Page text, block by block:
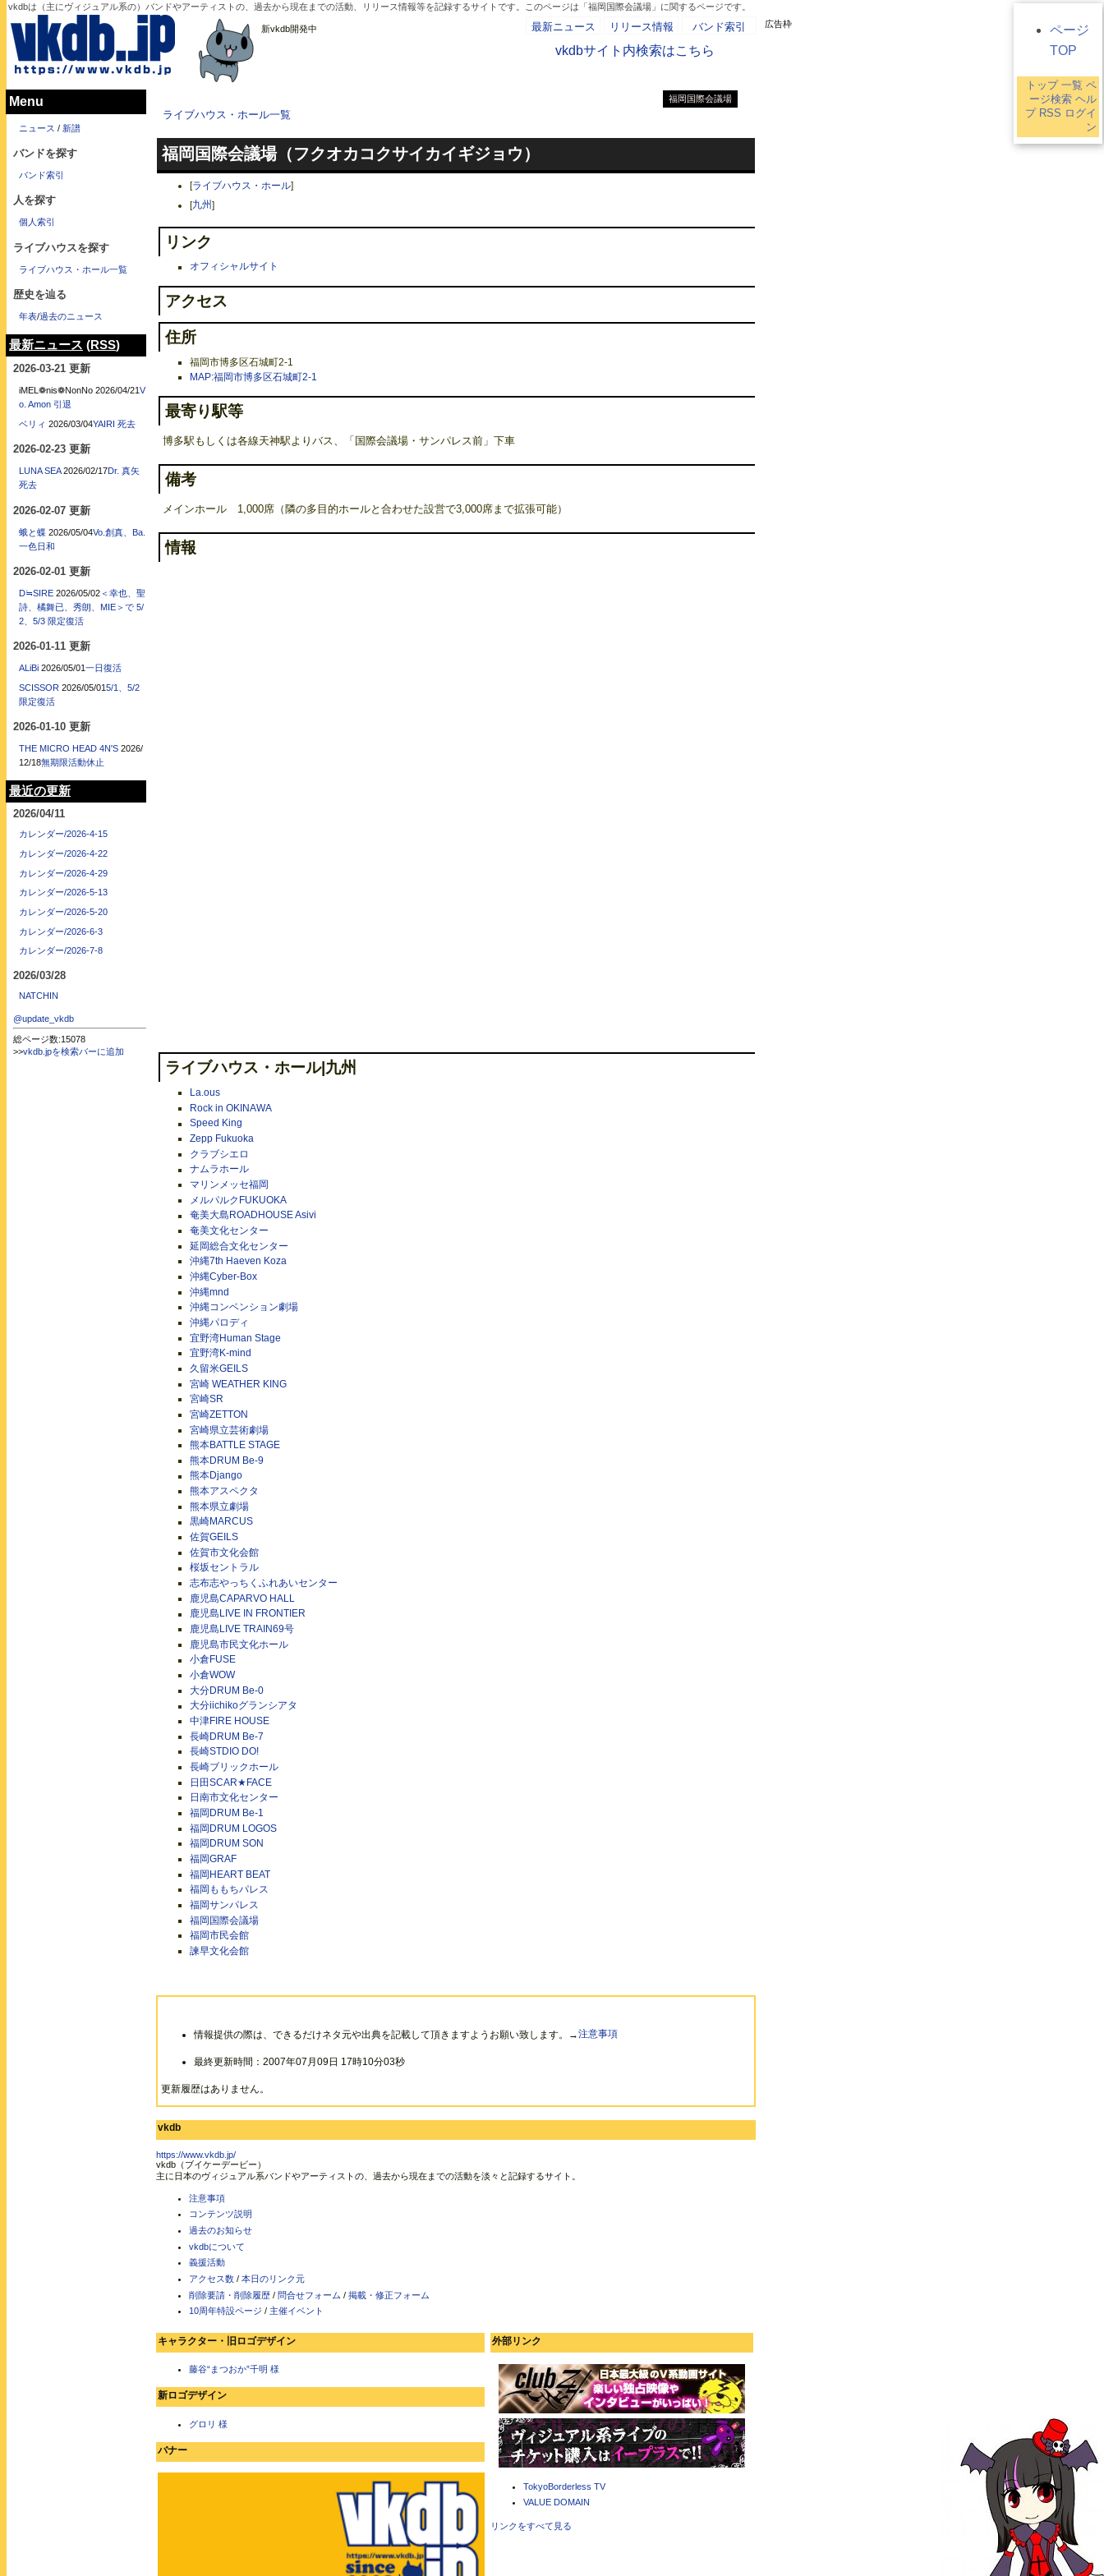
vkdbは（主にヴィジュアル系の）バンドやアーティストの、過去から現在までの活動、リリース情報等を記録するサイトです。このページは「福岡国際会議場」に関するページです。
新vkdb開発中 最新ニュース リリース情報 バンド索引
vkdbサイト内検索はこちら
福岡国際会議場
ライブハウス・ホール一覧
福岡国際会議場（フクオカコクサイカイギジョウ）
[ライブハウス・ホール]
[九州]
リンク
オフィシャルサイト
アクセス
住所
福岡市博多区石城町2-1
MAP:福岡市博多区石城町2-1
最寄り駅等
博多駅もしくは各線天神駅よりバス、「国際会議場・サンパレス前」下車
備考
メインホール 1,000席（隣の多目的ホールと合わせた設営で3,000席まで拡張可能）
情報
ライブハウス・ホール|九州
La.ous
Rock in OKINAWA
Speed King
Zepp Fukuoka
クラブシエロ
ナムラホール
マリンメッセ福岡
メルパルクFUKUOKA
奄美大島ROADHOUSE Asivi
奄美文化センター
延岡総合文化センター
沖縄7th Haeven Koza
沖縄Cyber-Box
沖縄mnd
沖縄コンベンション劇場
沖縄パロディ
宜野湾Human Stage
宜野湾K-mind
久留米GEILS
宮崎 WEATHER KING
宮崎SR
宮崎ZETTON
宮崎県立芸術劇場
熊本BATTLE STAGE
熊本DRUM Be-9
熊本Django
熊本アスペクタ
熊本県立劇場
黒崎MARCUS
佐賀GEILS
佐賀市文化会館
桜坂セントラル
志布志やっちくふれあいセンター
鹿児島CAPARVO HALL
鹿児島LIVE IN FRONTIER
鹿児島LIVE TRAIN69号
鹿児島市民文化ホール
小倉FUSE
小倉WOW
大分DRUM Be-0
大分iichikoグランシアタ
中津FIRE HOUSE
長崎DRUM Be-7
長崎STDIO DO!
長崎ブリックホール
日田SCAR★FACE
日南市文化センター
福岡DRUM Be-1
福岡DRUM LOGOS
福岡DRUM SON
福岡GRAF
福岡HEART BEAT
福岡ももちパレス
福岡サンパレス
福岡国際会議場
福岡市民会館
諫早文化会館
情報提供の際は、できるだけネタ元や出典を記載して頂きますようお願い致します。→注意事項
最終更新時間：2007年07月09日 17時10分03秒
更新履歴はありません。
vkdb
https://www.vkdb.jp/
vkdb（ブイケーデービー）
主に日本のヴィジュアル系バンドやアーティストの、過去から現在までの活動を淡々と記録するサイト。
注意事項
コンテンツ説明
過去のお知らせ
vkdbについて
義援活動
アクセス数 / 本日のリンク元
削除要請・削除履歴 / 問合せフォーム / 掲載・修正フォーム
10周年特設ページ / 主催イベント
キャラクター・旧ロゴデザイン
藤谷“まつおか”千明 様
新ロゴデザイン
グロリ 様
バナー
外部リンク
TokyoBorderless TV
VALUE DOMAIN
リンクをすべて見る
広告枠
Menu
ニュース / 新譜
バンドを探す
バンド索引
人を探す
個人索引
ライブハウスを探す
ライブハウス・ホール一覧
歴史を辿る
年表/過去のニュース
最新ニュース (RSS)
2026-03-21 更新
iMEL❁nis❁NonNo 2026/04/21 V
o. Amon 引退
ベリィ 2026/03/04YAIRI 死去
2026-02-23 更新
LUNA SEA 2026/02/17Dr. 真矢
死去
2026-02-07 更新
蛾と蝶 2026/05/04Vo.創真、Ba.
一色日和
2026-02-01 更新
D≒SIRE 2026/05/02＜幸也、聖
詩、橘舞已、秀朗、MIE＞で 5/
2、5/3 限定復活
2026-01-11 更新
ALiBi 2026/05/01一日復活
SCISSOR 2026/05/015/1、5/2
限定復活
2026-01-10 更新
THE MICRO HEAD 4N'S 2026/
12/18無期限活動休止
最近の更新
2026/04/11
カレンダー/2026-4-15
カレンダー/2026-4-22
カレンダー/2026-4-29
カレンダー/2026-5-13
カレンダー/2026-5-20
カレンダー/2026-6-3
カレンダー/2026-7-8
2026/03/28
NATCHIN
@update_vkdb
総ページ数:15078
>>vkdb.jpを検索バーに追加
ページ
TOP
トップ 一覧 ペ
ージ検索 ヘル
プ RSS ログイ
ン